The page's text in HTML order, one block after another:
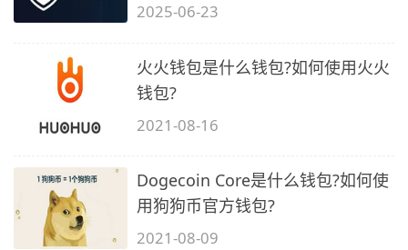
2025-06-23
火火钱包是什么钱包?如何使用火火
钱包?
2021-08-16
Dogecoin Core是什么钱包?如何使
用狗狗币官方钱包?
2021-08-09